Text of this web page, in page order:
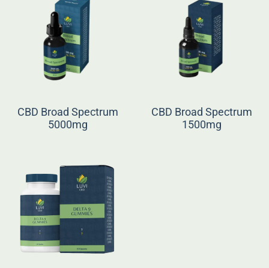
CBD Broad Spectrum
5000mg
CBD Broad Spectrum
1500mg